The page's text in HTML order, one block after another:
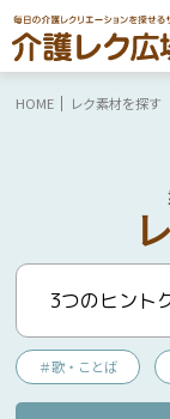
HOME レク素材を探す
＃歌・ことば